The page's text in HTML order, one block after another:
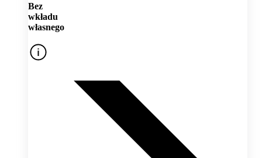
Bez
wkładu
własnego